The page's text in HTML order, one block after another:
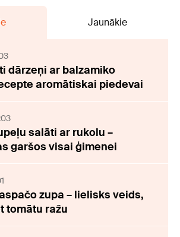
Jaunākie
dārzeņi ar balzamiko
aromātiskai piedevai
salāti ar rukolu –
garšos visai ģimenei
zupa – lielisks veids,
tomātu ražu